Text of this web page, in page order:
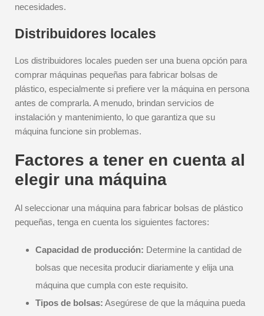
necesidades.
Distribuidores locales
Los distribuidores locales pueden ser una buena opción para
comprar máquinas pequeñas para fabricar bolsas de
plástico, especialmente si prefiere ver la máquina en persona
antes de comprarla. A menudo, brindan servicios de
instalación y mantenimiento, lo que garantiza que su
máquina funcione sin problemas.
Factores a tener en cuenta al
elegir una máquina
Al seleccionar una máquina para fabricar bolsas de plástico
pequeñas, tenga en cuenta los siguientes factores:
Capacidad de producción: Determine la cantidad de
bolsas que necesita producir diariamente y elija una
máquina que cumpla con este requisito.
Tipos de bolsas: Asegúrese de que la máquina pueda